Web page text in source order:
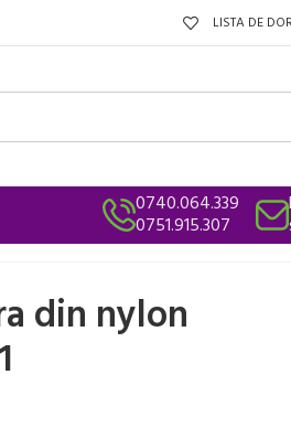
LISTA DE
0740.064.339
0751.915.307
din nylon